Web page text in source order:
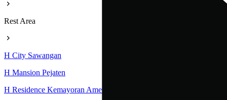
Rest Area
H City Sawangan
H Mansion Pejaten
H Residence Kemayoran Amethyst Tower